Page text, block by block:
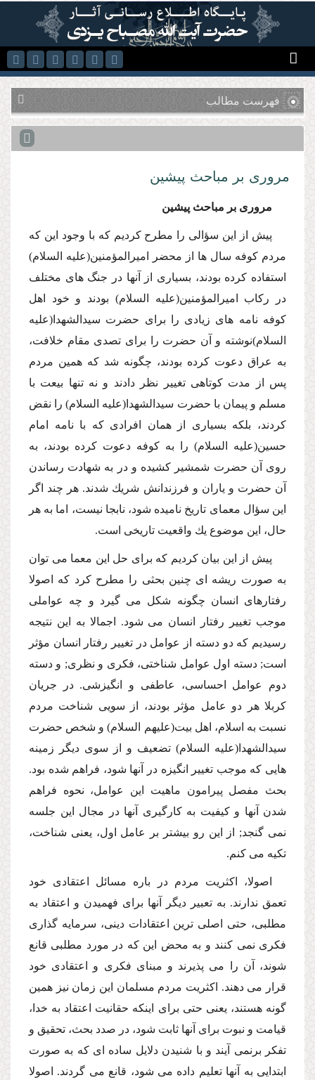
رفتن به محتوای اصلی
فهرست مطالب
مرورى بر مباحث پیشین
مرورى بر مباحث پیشین
پیش از این سؤالى را مطرح كردیم كه با وجود این كه
مردم كوفه سال ها از محضر امیرالمؤمنین(علیه السلام)
استفاده كرده بودند، بسیارى از آنها در جنگ هاى مختلف
در ركاب امیرالمؤمنین(علیه السلام) بودند و خود اهل
كوفه نامه هاى زیادى را براى حضرت سیدالشهدا(علیه
السلام)نوشته و آن حضرت را براى تصدى مقام خلافت،
به عراق دعوت كرده بودند، چگونه شد كه همین مردم
پس از مدت كوتاهى تغییر نظر دادند و نه تنها بیعت با
مسلم و پیمان با حضرت سیدالشهدا(علیه السلام) را نقض
كردند، بلكه بسیارى از همان افرادى كه با نامه امام
حسین(علیه السلام) را به كوفه دعوت كرده بودند، به
روى آن حضرت شمشیر كشیده و در به شهادت رساندن
آن حضرت و یاران و فرزندانش شریك شدند. هر چند اگر
این سؤال معماى تاریخ نامیده شود، نابجا نیست، اما به هر
حال، این موضوع یك واقعیت تاریخى است.
پیش از این بیان كردیم كه براى حل این معما مى توان
به صورت ریشه اى چنین بحثى را مطرح كرد كه اصولا
رفتارهاى انسان چگونه شكل مى گیرد و چه عواملى
موجب تغییر رفتار انسان مى شود. اجمالا به این نتیجه
رسیدیم كه دو دسته از عوامل در تغییر رفتار انسان مؤثر
است; دسته اول عوامل شناختى، فكرى و نظرى; و دسته
دوم عوامل احساسى، عاطفى و انگیزشى. در جریان
كربلا هر دو عامل مؤثر بودند، از سویى شناخت مردم
نسبت به اسلام، اهل بیت(علیهم السلام) و شخص حضرت
سیدالشهدا(علیه السلام) تضعیف و از سوى دیگر زمینه
هایى كه موجب تغییر انگیزه در آنها شود، فراهم شده بود.
بحث مفصل پیرامون ماهیت این عوامل، نحوه فراهم
شدن آنها و كیفیت به كارگیرى آنها در مجال این جلسه
نمى گنجد; از این رو بیشتر بر عامل اول، یعنى شناخت،
تكیه مى كنم.
اصولا، اكثریت مردم در باره مسائل اعتقادى خود
تعمق ندارند. به تعبیر دیگر آنها براى فهمیدن و اعتقاد به
مطلبى، حتى اصلى ترین اعتقادات دینى، سرمایه گذارى
فكرى نمى كنند و به محض این كه در مورد مطلبى قانع
شوند، آن را مى پذیرند و مبناى فكرى و اعتقادى خود
قرار مى دهند. اكثریت مردم مسلمان این زمان نیز همین
گونه هستند، یعنى حتى براى اینكه حقانیت اعتقاد به خدا،
قیامت و نبوت براى آنها ثابت شود، در صدد بحث، تحقیق و
تفكر برنمى آیند و با شنیدن دلایل ساده اى كه به صورت
ابتدایى به آنها تعلیم داده مى شود، قانع مى گردند. اصولا